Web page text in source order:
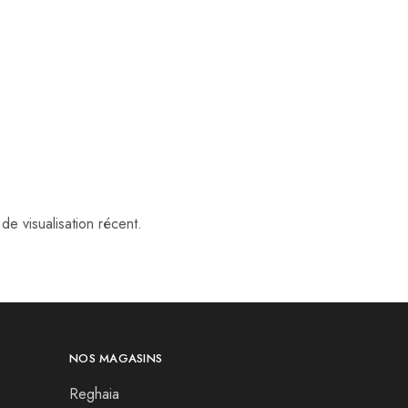
visualisation récent.
NOS MAGASINS
Reghaia